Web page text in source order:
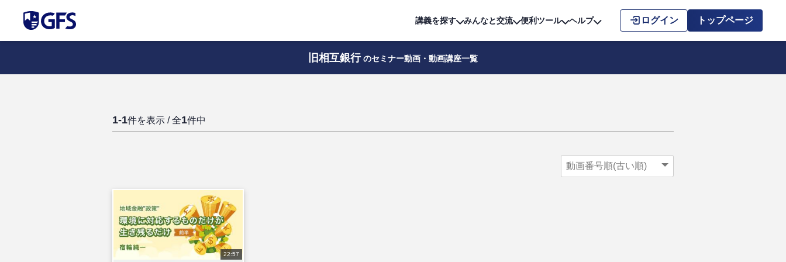
講義を探す みんなと交流 便利ツール ヘルプ ログイン トップページ
旧相互銀行 のセミナー動画・動画講座一覧
1-1件を表示 / 全1件中
22:57